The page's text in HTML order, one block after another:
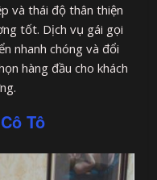
và thái độ thân thiện
tốt. Dịch vụ gái gọi
nhanh chóng và đổi
hàng đầu cho khách
Tô